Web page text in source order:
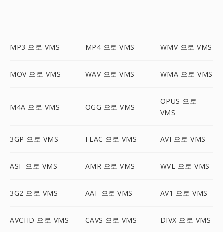
MP3 으로 VMS MP4 으로 VMS WMV 으로 VMS
MOV 으로 VMS WAV 으로 VMS WMA 으로 VMS
M4A 으로 VMS OGG 으로 VMS
OPUS 으로
VMS
3GP 으로 VMS FLAC 으로 VMS AVI 으로 VMS
ASF 으로 VMS AMR 으로 VMS WVE 으로 VMS
3G2 으로 VMS AAF 으로 VMS AV1 으로 VMS
AVCHD 으로 VMS CAVS 으로 VMS DIVX 으로 VMS